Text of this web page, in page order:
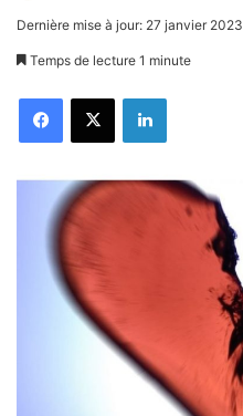
Dernière mise à jour: 27 janvier 2023
Temps de lecture 1 minute
FacebookX Linkedin